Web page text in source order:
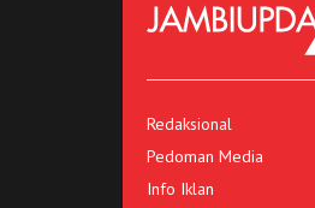
Redaksional
Pedoman Media
Info Iklan